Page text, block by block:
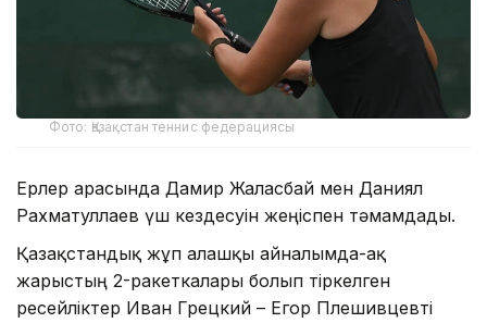
Фото: Қазақстан теннис федерациясы
Ерлер арасында Дамир Жалғасбай мен Даниял
Рахматуллаев үш кездесуін жеңіспен тәмамдады.
Қазақстандық жұп алғашқы айналымда-ақ
жарыстың 2-ракеткалары болып тіркелген
ресейліктер Иван Грецкий – Егор Плешивцевті